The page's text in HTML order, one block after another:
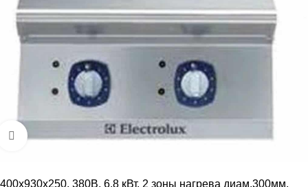
Увеличить
400x930x250, 380В, 6,8 кВт, 2 зоны нагрева диам.300мм,